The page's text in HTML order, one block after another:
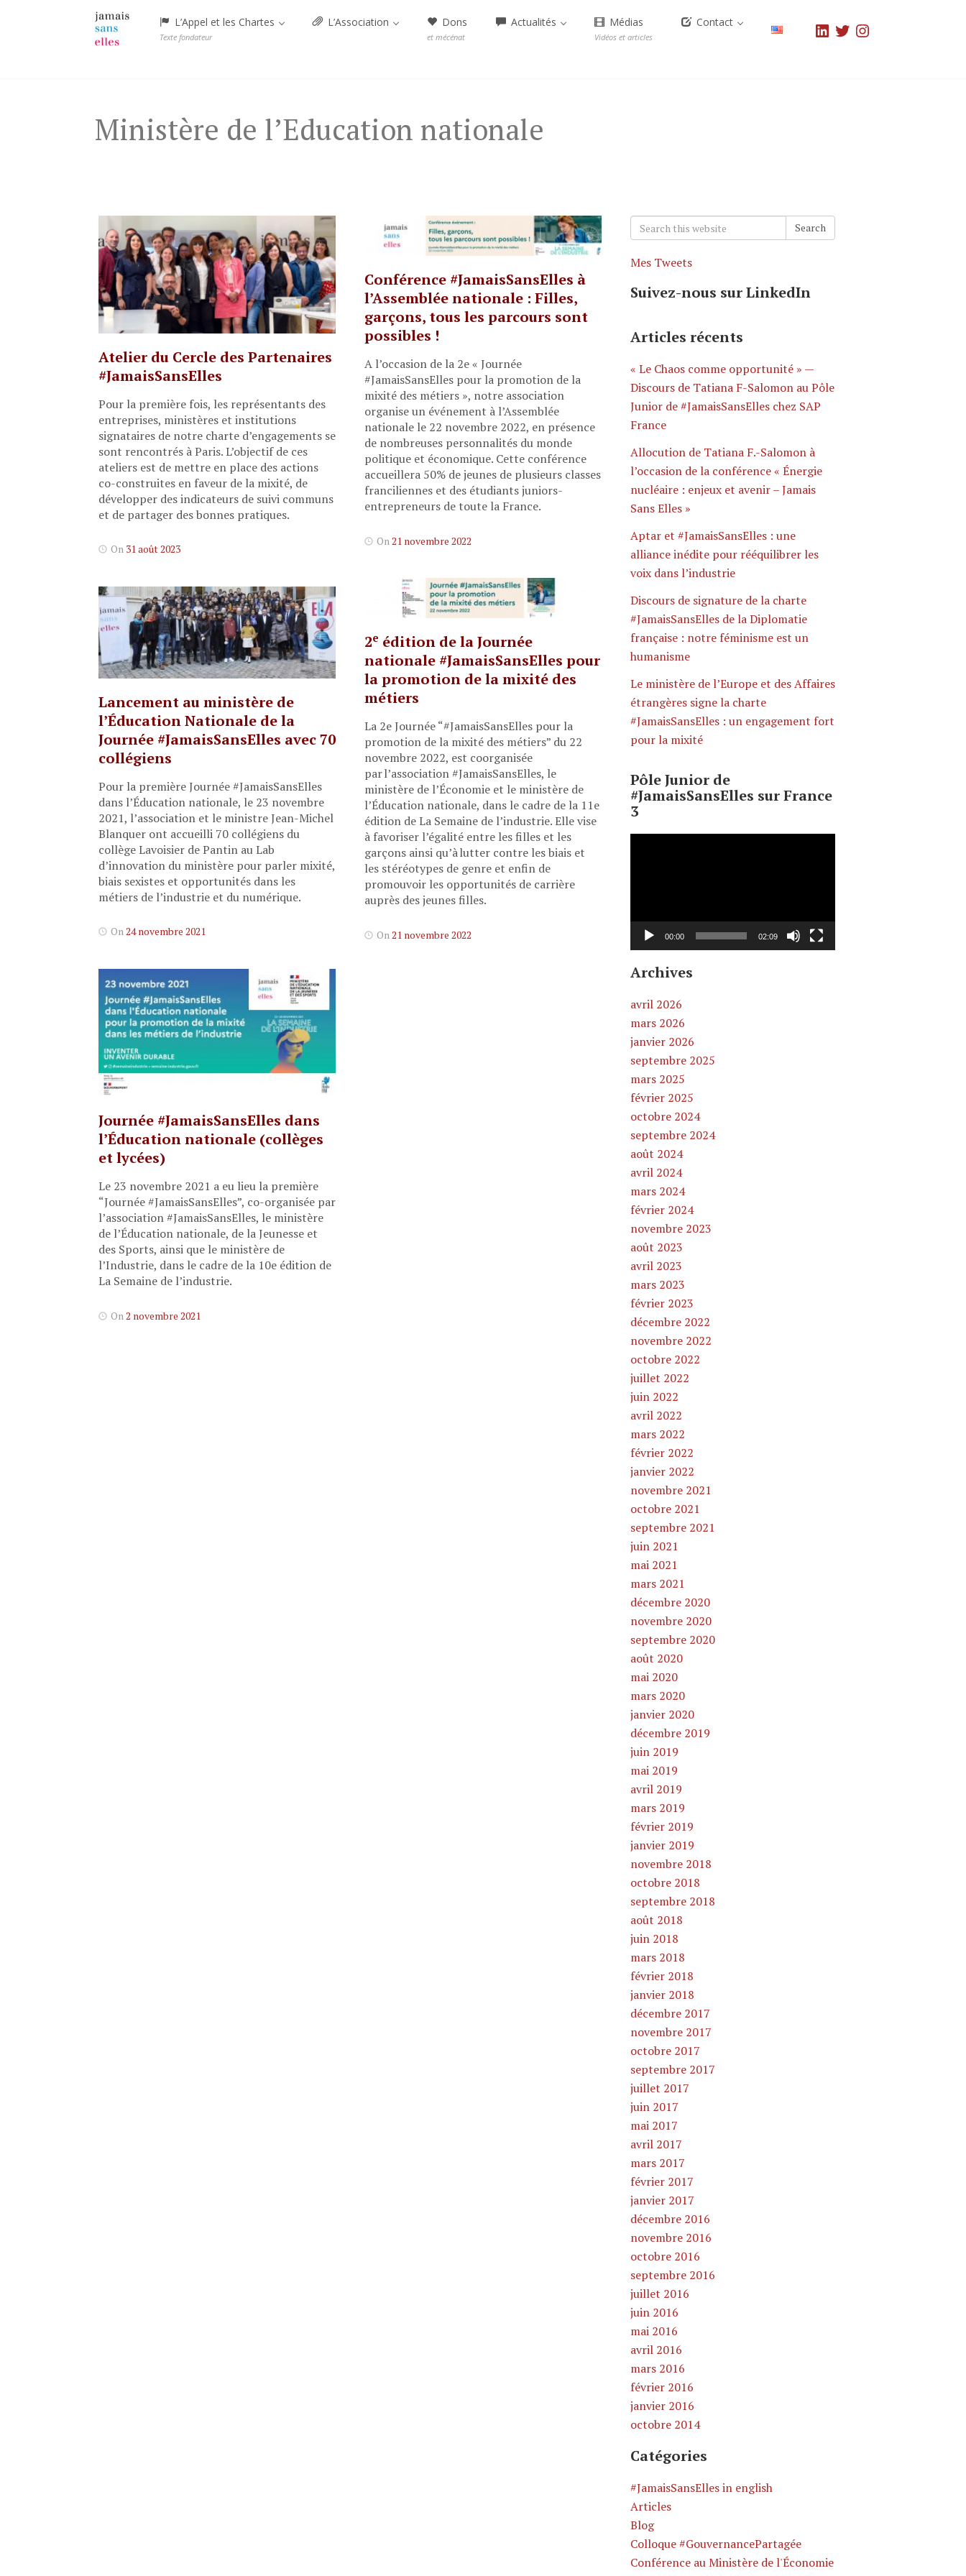
LinkedIn
TwitterInstagram
Menu L’Appel et les Chartes
Texte fondateur
L’Association Dons
et mécénat
Actualités Médias
Vidéos et articles
Contact
Ministère de l’Education nationale
Atelier du Cercle des Partenaires
#JamaisSansElles
Pour la première fois, les représentants des
entreprises, ministères et institutions
signataires de notre charte d’engagements se
sont rencontrés à Paris. L’objectif de ces
ateliers est de mettre en place des actions
co-construites en faveur de la mixité, de
développer des indicateurs de suivi communs
et de partager des bonnes pratiques.
On 31 août 2023
Conférence #JamaisSansElles à
l’Assemblée nationale : Filles,
garçons, tous les parcours sont
possibles !
A l’occasion de la 2e « Journée
#JamaisSansElles pour la promotion de la
mixité des métiers », notre association
organise un événement à l’Assemblée
nationale le 22 novembre 2022, en présence
de nombreuses personnalités du monde
politique et économique. Cette conférence
accueillera 50% de jeunes de plusieurs classes
franciliennes et des étudiants juniors-
entrepreneurs de toute la France.
On 21 novembre 2022
2e édition de la Journée
nationale #JamaisSansElles pour
la promotion de la mixité des
métiers
La 2e Journée “#JamaisSansElles pour la
promotion de la mixité des métiers” du 22
novembre 2022, est coorganisée
par l’association #JamaisSansElles, le
ministère de l’Économie et le ministère de
l’Éducation nationale, dans le cadre de la 11e
édition de La Semaine de l’industrie. Elle vise
à favoriser l’égalité entre les filles et les
garçons ainsi qu’à lutter contre les biais et
les stéréotypes de genre et enfin de
promouvoir les opportunités de carrière
auprès des jeunes filles.
On 21 novembre 2022
Lancement au ministère de
l’Éducation Nationale de la
Journée #JamaisSansElles avec 70
collégiens
Pour la première Journée #JamaisSansElles
dans l’Éducation nationale, le 23 novembre
2021, l’association et le ministre Jean-Michel
Blanquer ont accueilli 70 collégiens du
collège Lavoisier de Pantin au Lab
d’innovation du ministère pour parler mixité,
biais sexistes et opportunités dans les
métiers de l’industrie et du numérique.
On24 novembre 2021
Journée #JamaisSansElles dans
l’Éducation nationale (collèges
et lycées)
Le 23 novembre 2021 a eu lieu la première
“Journée #JamaisSansElles”, co-organisée par
l’association #JamaisSansElles, le ministère
de l’Éducation nationale, de la Jeunesse et
des Sports, ainsi que le ministère de
l’Industrie, dans le cadre de la 10e édition de
La Semaine de l’industrie.
On 2 novembre 2021
Search
for:
Search
Mes Tweets
Suivez-nous sur LinkedIn
Articles récents
« Le Chaos comme opportunité » —
Discours de Tatiana F-Salomon au Pôle
Junior de #JamaisSansElles chez SAP
France
Allocution de Tatiana F.-Salomon à
l’occasion de la conférence « Énergie
nucléaire : enjeux et avenir – Jamais
Sans Elles »
Aptar et #JamaisSansElles : une
alliance inédite pour rééquilibrer les
voix dans l’industrie
Discours de signature de la charte
#JamaisSansElles de la Diplomatie
française : notre féminisme est un
humanisme
Le ministère de l’Europe et des Affaires
étrangères signe la charte
#JamaisSansElles : un engagement fort
pour la mixité
Pôle Junior de
#JamaisSansElles sur France
3
00:00 02:09
Archives
avril 2026
mars 2026
janvier 2026
septembre 2025
mars 2025
février 2025
octobre 2024
septembre 2024
août 2024
avril 2024
mars 2024
février 2024
novembre 2023
août 2023
avril 2023
mars 2023
février 2023
décembre 2022
novembre 2022
octobre 2022
juillet 2022
juin 2022
avril 2022
mars 2022
février 2022
janvier 2022
novembre 2021
octobre 2021
septembre 2021
juin 2021
mai 2021
mars 2021
décembre 2020
novembre 2020
septembre 2020
août 2020
mai 2020
mars 2020
janvier 2020
décembre 2019
juin 2019
mai 2019
avril 2019
mars 2019
février 2019
janvier 2019
novembre 2018
octobre 2018
septembre 2018
août 2018
juin 2018
mars 2018
février 2018
janvier 2018
décembre 2017
novembre 2017
octobre 2017
septembre 2017
juillet 2017
juin 2017
mai 2017
avril 2017
mars 2017
février 2017
janvier 2017
décembre 2016
novembre 2016
octobre 2016
septembre 2016
juillet 2016
juin 2016
mai 2016
avril 2016
mars 2016
février 2016
janvier 2016
octobre 2014
Catégories
#JamaisSansElles in english
Articles
Blog
Colloque #GouvernancePartagée
Conférence au Ministère de l'Économie